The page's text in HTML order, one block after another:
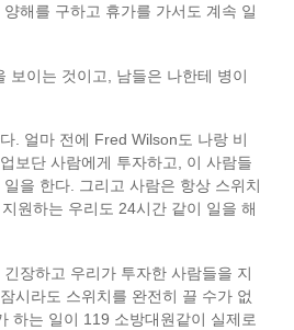
해를 구하고 휴가를 가서도 계속 일
보이는 것이고, 남들은 나한테 병이
. 얼마 전에 Fred Wilson도 나랑 비
보단 사람에게 투자하고, 이 사람들
을 한다. 그리고 사람은 항상 스위치
원하는 우리도 24시간 같이 일을 해
장하고 우리가 투자한 사람들을 지
시라도 스위치를 완전히 끌 수가 없
하는 일이 119 소방대원같이 실제로